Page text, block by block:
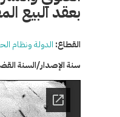
بعقد البيع
القطاع: الدولة ونظام
سنة الإصدار/السنة